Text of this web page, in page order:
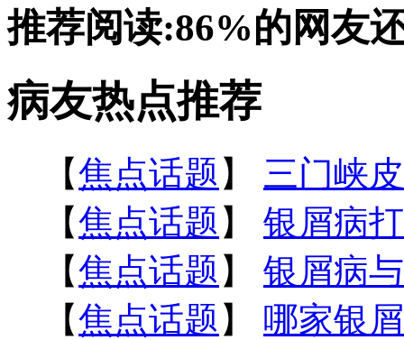
推荐阅读:86%的网友
病友热点推荐
【焦点话题 】 三门峡
【焦点话题 】 银屑病
【焦点话题 】 银屑病
【焦点话题 】 哪家银